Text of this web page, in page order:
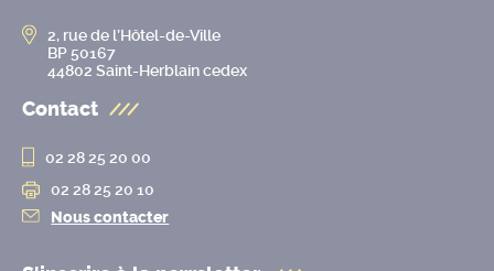
2, rue de l’Hôtel-de-Ville
BP 50167
44802 Saint-Herblain cedex
Contact
02 28 25 20 00
02 28 25 20 10
Nous contacter